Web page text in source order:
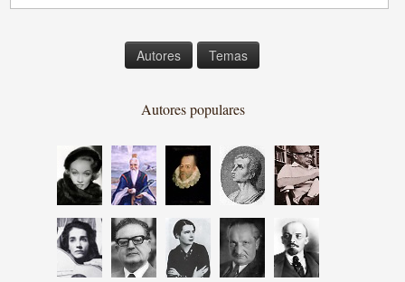
Autores Temas
Autores populares